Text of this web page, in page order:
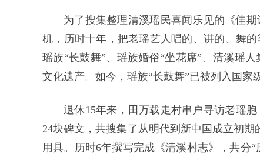
为了搜集整理清溪瑶民喜闻乐见的《佳
机，历时十年，把老瑶艺人唱的、讲的、舞
瑶族“长鼓舞”、瑶族婚俗“坐花席”、清溪瑶
文化遗产。如今，瑶族“长鼓舞”已被列入国家
退休15年来，田万载走村串户寻访老瑶
24块碑文，共搜集了从明代到新中国成立初
用具。历时6年撰写完成《清溪村志》，共分